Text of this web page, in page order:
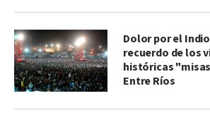
Dolor por el
recuerdo de los
históricas
Entre Ríos